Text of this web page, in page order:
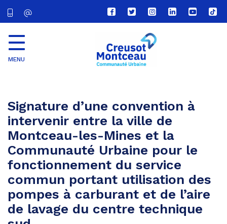
Lien
vers
compte
Facebook
Lien
vers
compte
Twitter
Lien
vers
le
compte
Lien
vers
Lien
vers
Lien
vers
MENU
Signature d’une convention à
intervenir entre la ville de
Montceau-les-Mines et la
Communauté Urbaine pour le
fonctionnement du service
commun portant utilisation des
pompes à carburant et de l’aire
de lavage du centre technique